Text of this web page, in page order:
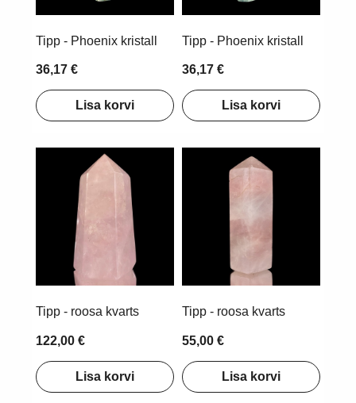
Tipp - Phoenix kristall
36,17 €
Lisa korvi
Tipp - Phoenix kristall
36,17 €
Lisa korvi
Tipp - roosa kvarts
122,00 €
Lisa korvi
Tipp - roosa kvarts
55,00 €
Lisa korvi